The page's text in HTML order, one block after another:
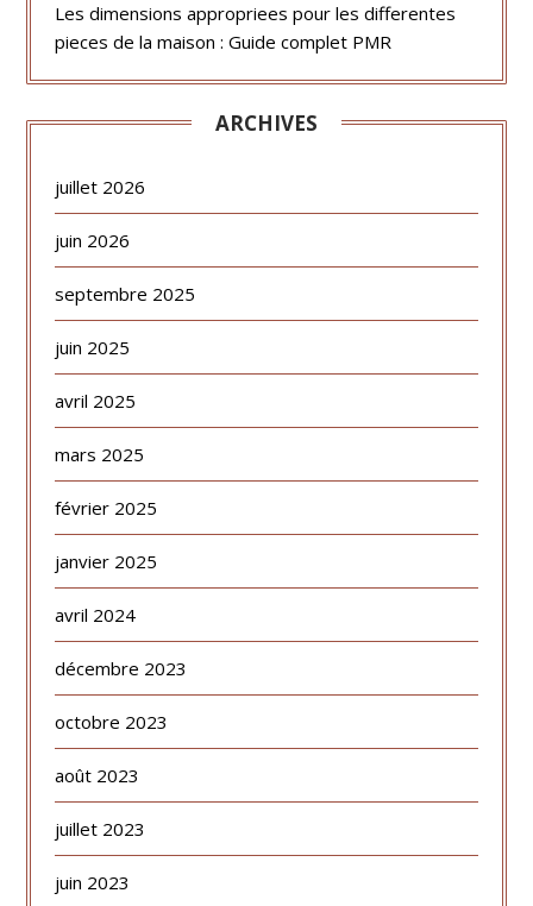
Les dimensions appropriees pour les differentes
pieces de la maison : Guide complet PMR
ARCHIVES
juillet 2026
juin 2026
septembre 2025
juin 2025
avril 2025
mars 2025
février 2025
janvier 2025
avril 2024
décembre 2023
octobre 2023
août 2023
juillet 2023
juin 2023